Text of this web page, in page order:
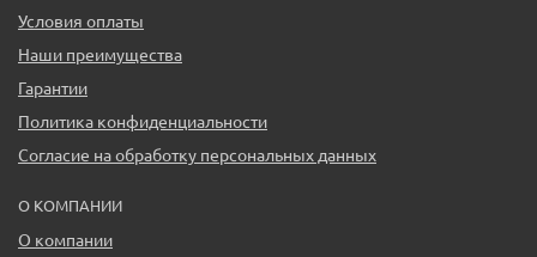
Условия оплаты
Наши преимущества
Гарантии
Политика конфиденциальности
Согласие на обработку персональных данных
О КОМПАНИИ
О компании